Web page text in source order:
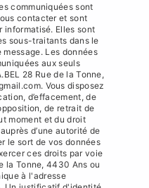
communiquées sont
contacter et sont
informatisé. Elles sont
sous-traitants dans le
Les données
aux seuls
28 Rue de la Tonne,
Vous disposez
d’effacement, de
de retrait de
moment et du droit
d’une autorité de
le sort de vos données
ces droits par voie
la Tonne, 4430 Ans ou
à l'adresse